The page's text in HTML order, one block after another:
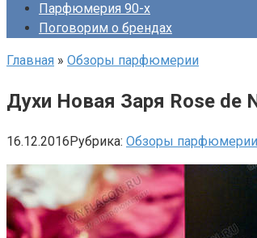
Парфюмерия 90-х
Поговорим о брендах
Главная » Обзоры парфюмерии
Духи Новая Заря Rose de
16.12.2016Рубрика: Обзоры парфюмерии